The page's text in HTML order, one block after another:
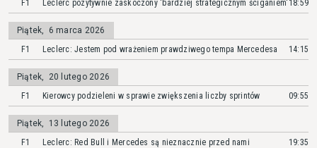
F1
Leclerc pozytywnie zaskoczony 'bardziej strategicznym ściganiem' 18:59
Piątek,
6 marca 2026
F1
Leclerc: Jestem pod wrażeniem prawdziwego tempa Mercedesa 14:15
Piątek,
20 lutego 2026
F1
Kierowcy podzieleni w sprawie zwiększenia liczby sprintów 09:55
Piątek,
13 lutego 2026
F1
Leclerc: Red Bull i Mercedes są nieznacznie przed nami 19:35